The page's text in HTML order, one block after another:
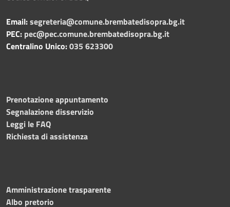
Email:segreteria@comune.brembatedisopra.bg.it
PEC: pec@pec.comune.brembatedisopra.bg.it
Centralino Unico:035 623300
Prenotazione appuntamento
Segnalazione disservizio
Leggi le FAQ
Richiesta di assistenza
Amministrazione trasparente
Albo pretorio